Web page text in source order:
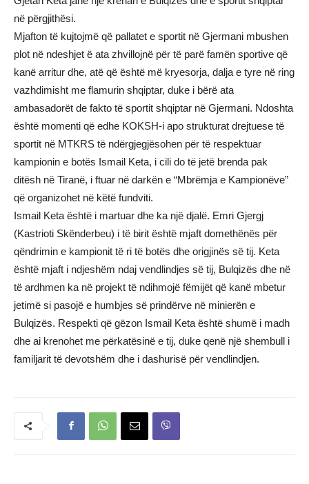
në përgjithësi.
Mjafton të kujtojmë që pallatet e sportit në Gjermani mbushen
plot në ndeshjet ë ata zhvillojnë për të parë famën sportive që
kanë arritur dhe, atë që është më kryesorja, dalja e tyre në ring
vazhdimisht me flamurin shqiptar, duke i bërë ata
ambasadorët de fakto të sportit shqiptar në Gjermani. Ndoshta
është momenti që edhe KOKSH-i apo strukturat drejtuese të
sportit në MTKRS të ndërgjegjësohen për të respektuar
kampionin e botës Ismail Keta, i cili do të jetë brenda pak
ditësh në Tiranë, i ftuar në darkën e “Mbrëmja e Kampionëve”
që organizohet në këtë fundviti.
Ismail Keta është i martuar dhe ka një djalë. Emri Gjergj
(Kastrioti Skënderbeu) i të birit është mjaft domethënës për
qëndrimin e kampionit të ri të botës dhe origjinës së tij. Keta
është mjaft i ndjeshëm ndaj vendlindjes së tij, Bulqizës dhe në
të ardhmen ka në projekt të ndihmojë fëmijët që kanë mbetur
jetimë si pasojë e humbjes së prindërve në minierën e
Bulqizës. Respekti që gëzon Ismail Keta është shumë i madh
dhe ai krenohet me përkatësinë e tij, duke qenë një shembull i
familjarit të devotshëm dhe i dashurisë për vendlindjen.